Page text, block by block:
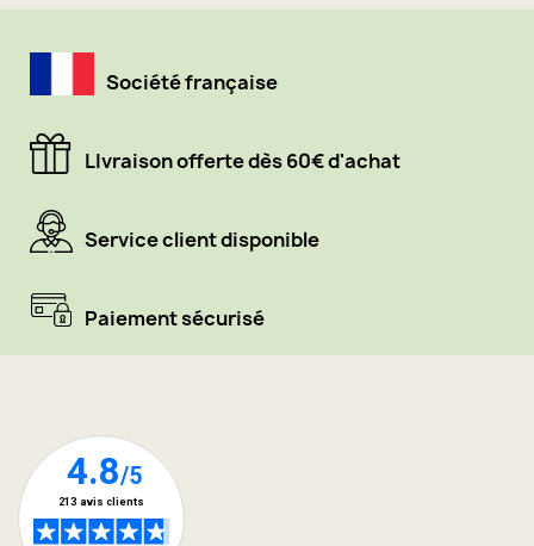
Société française
LIvraison offerte dès 60€ d'achat
Service client disponible
Paiement sécurisé